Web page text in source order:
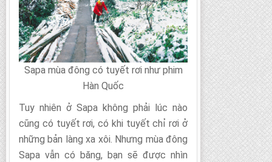
Sapa mùa đông có tuyết rơi như phim
Hàn Quốc
Tuy nhiên ở Sapa không phải lúc nào
cũng có tuyết rơi, có khi tuyết chỉ rơi ở
những bản làng xa xôi. Nhưng mùa đông
Sapa vẫn có băng, bạn sẽ được nhìn